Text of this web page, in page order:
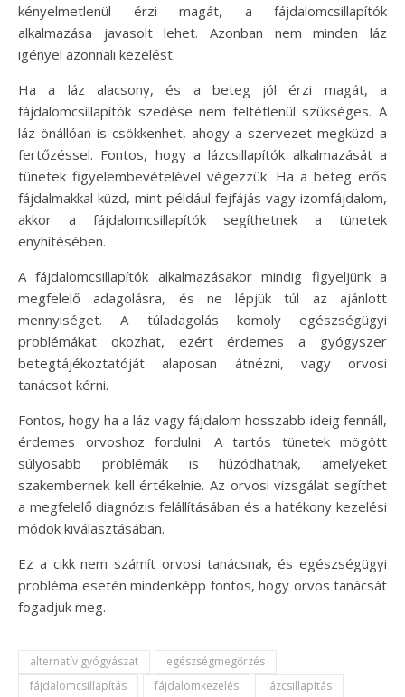
kényelmetlenül érzi magát, a fájdalomcsillapítók
alkalmazása javasolt lehet. Azonban nem minden láz
igényel azonnali kezelést.
Ha a láz alacsony, és a beteg jól érzi magát, a
fájdalomcsillapítók szedése nem feltétlenül szükséges. A
láz önállóan is csökkenhet, ahogy a szervezet megküzd a
fertőzéssel. Fontos, hogy a lázcsillapítók alkalmazását a
tünetek figyelembevételével végezzük. Ha a beteg erős
fájdalmakkal küzd, mint például fejfájás vagy izomfájdalom,
akkor a fájdalomcsillapítók segíthetnek a tünetek
enyhítésében.
A fájdalomcsillapítók alkalmazásakor mindig figyeljünk a
megfelelő adagolásra, és ne lépjük túl az ajánlott
mennyiséget. A túladagolás komoly egészségügyi
problémákat okozhat, ezért érdemes a gyógyszer
betegtájékoztatóját alaposan átnézni, vagy orvosi
tanácsot kérni.
Fontos, hogy ha a láz vagy fájdalom hosszabb ideig fennáll,
érdemes orvoshoz fordulni. A tartós tünetek mögött
súlyosabb problémák is húzódhatnak, amelyeket
szakembernek kell értékelnie. Az orvosi vizsgálat segíthet
a megfelelő diagnózis felállításában és a hatékony kezelési
módok kiválasztásában.
Ez a cikk nem számít orvosi tanácsnak, és egészségügyi
probléma esetén mindenképp fontos, hogy orvos tanácsát
fogadjuk meg.
alternatív gyógyászat
egészségmegőrzés
fájdalomcsillapítás
fájdalomkezelés lázcsillapítás